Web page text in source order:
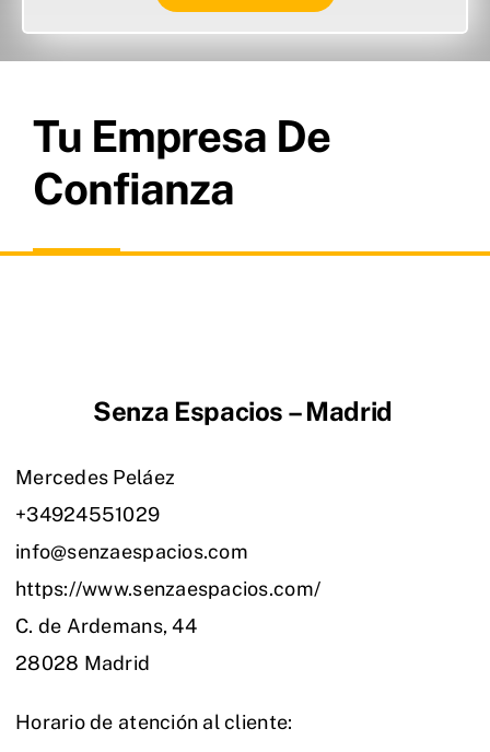
Tu Empresa De
Confianza
Senza Espacios – Madrid
Mercedes Peláez
+34924551029
info@senzaespacios.com
https://www.senzaespacios.com/
C. de Ardemans, 44
28028 Madrid
Horario de atención al cliente: